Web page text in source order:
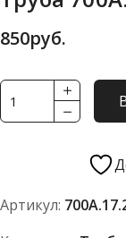
850руб.
Количество
товара
700А.17.24.130-
Артикул: